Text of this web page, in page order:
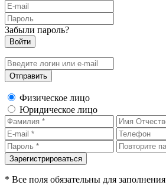
Забыли пароль?
Физическое лицо
Юридическое лицо
* Все поля обязательны для заполнения